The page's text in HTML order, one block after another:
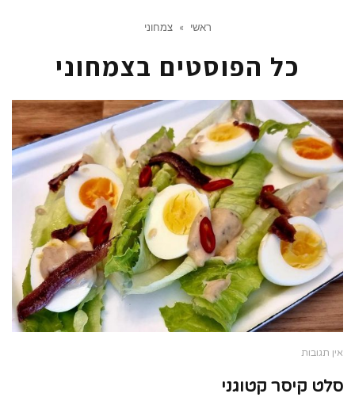
ראשי » צמחוני
כל הפוסטים בצמחוני
אין תגובות
סלט קיסר קטוגני